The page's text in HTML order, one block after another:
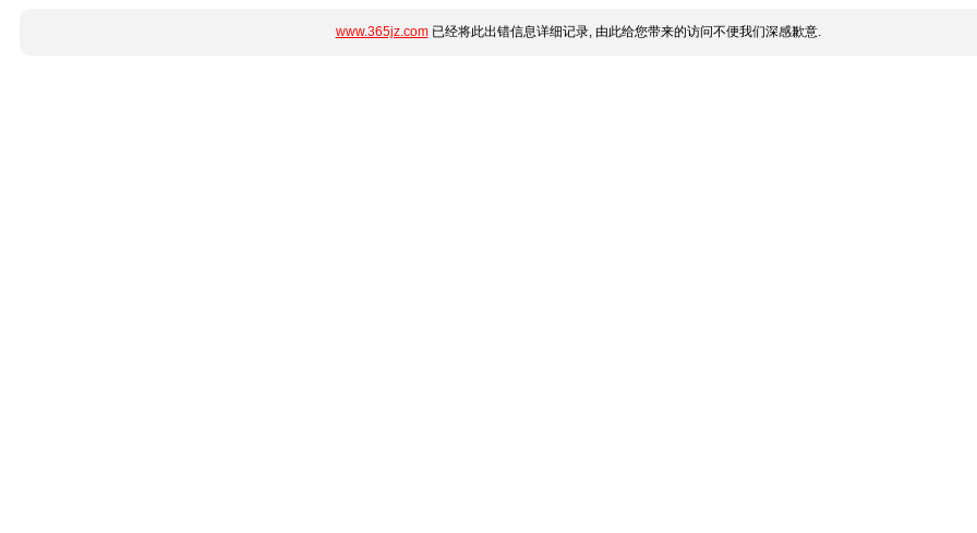
www.365jz.com已经将此出错信息详细记录, 由此给您带来的访问不便我们深感歉意.